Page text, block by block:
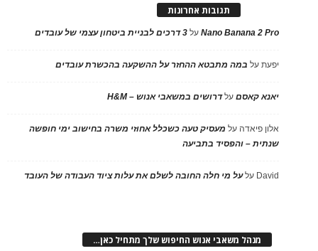
תגובות אחרונות
Nano Banana 2 Proעל 3 דרכים לבניית ביטחון עצמי של עובדים
יפעתעל במה מתבטא ההחזר על ההשקעה בהכשרת עובדים
יאנא קאסםעלדרושים במשאבי אנוש – H&M
אלון פיאדה על מעסיק טעה כשכלל אחוזי משרה בחישוב ימי חופשה
שנתית – והפסיד בתביעה
David עלעל מי חלה החובה לשלם את עלות ציוד העבודה של העובד
מנהל משאבי אנוש החיפוש שלך מתחיל כאן…